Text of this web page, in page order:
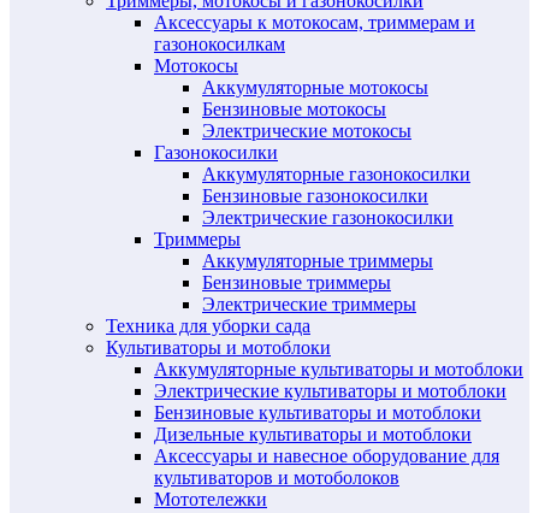
Аксессуары к мотокосам, триммерам и
газонокосилкам
Мотокосы
Аккумуляторные мотокосы
Бензиновые мотокосы
Электрические мотокосы
Газонокосилки
Аккумуляторные газонокосилки
Бензиновые газонокосилки
Электрические газонокосилки
Триммеры
Аккумуляторные триммеры
Бензиновые триммеры
Электрические триммеры
Техника для уборки сада
Культиваторы и мотоблоки
Аккумуляторные культиваторы и мотоблоки
Электрические культиваторы и мотоблоки
Бензиновые культиваторы и мотоблоки
Дизельные культиваторы и мотоблоки
Аксессуары и навесное оборудование для
культиваторов и мотоболоков
Мототележки